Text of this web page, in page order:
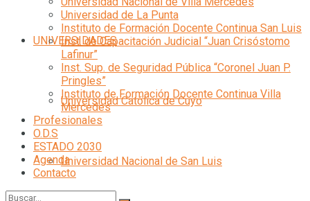
UNIVERSIDADES
Universidad Católica de Cuyo
Universidad Nacional de San Luis
Universidad de La Punta
Instituto de Formación Docente Continua San Luis
Inst. de Capacitación Judicial “Juan Crisóstomo
Lafinur”
Inst. Sup. de Seguridad Pública “Coronel Juan P.
Pringles”
Instituto de Formación Docente Continua Villa
Mercedes
Profesionales
O.D.S
ESTADO 2030
Agenda
Contacto